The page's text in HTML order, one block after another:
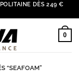
DÈS 249 €
0
“SEAFOAM”